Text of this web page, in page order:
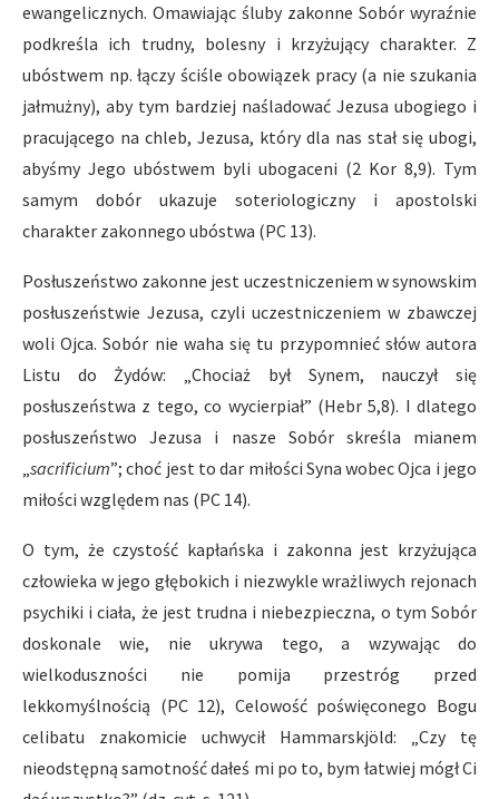
ewangelicznych. Omawiając śluby zakonne Sobór wyraźnie
podkreśla ich trudny, bolesny i krzyżujący charakter. Z
ubóstwem np. łączy ściśle obowiązek pracy (a nie szukania
jałmużny), aby tym bardziej naśladować Jezusa ubogiego i
pracującego na chleb, Jezusa, który dla nas stał się ubogi,
abyśmy Jego ubóstwem byli ubogaceni (2 Kor 8,9). Tym
samym dobór ukazuje soteriologiczny i apostolski
charakter zakonnego ubóstwa (PC 13).
Posłuszeństwo zakonne jest uczestniczeniem w synowskim
posłuszeństwie Jezusa, czyli uczestniczeniem w zbawczej
woli Ojca. Sobór nie waha się tu przypomnieć słów autora
Listu do Żydów: „Chociaż był Synem, nauczył się
posłuszeństwa z tego, co wycierpiał” (Hebr 5,8). I dlatego
posłuszeństwo Jezusa i nasze Sobór skreśla mianem
„sacrificium”; choć jest to dar miłości Syna wobec Ojca i jego
miłości względem nas (PC 14).
O tym, że czystość kapłańska i zakonna jest krzyżująca
człowieka w jego głębokich i niezwykle wrażliwych rejonach
psychiki i ciała, że jest trudna i niebezpieczna, o tym Sobór
doskonale wie, nie ukrywa tego, a wzywając do
wielkoduszności nie pomija przestróg przed
lekkomyślnością (PC 12), Celowość poświęconego Bogu
celibatu znakomicie uchwycił Hammarskjöld: „Czy tę
nieodstępną samotność dałeś mi po to, bym łatwiej mógł Ci